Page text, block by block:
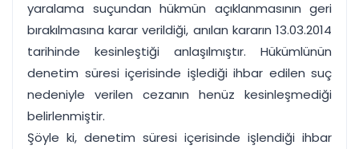
yaralama suçundan hükmün açıklanmasının geri
bırakılmasına karar verildiği, anılan kararın 13.03.2014
tarihinde kesinleştiği anlaşılmıştır. Hükümlünün
denetim süresi içerisinde işlediği ihbar edilen suç
nedeniyle verilen cezanın henüz kesinleşmediği
belirlenmiştir.
Şöyle ki, denetim süresi içerisinde işlendiği ihbar